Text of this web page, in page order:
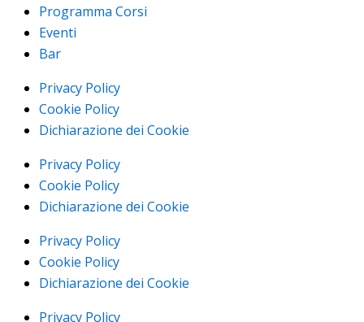
Programma Corsi
Eventi
Bar
Privacy Policy
Cookie Policy
Dichiarazione dei Cookie
Privacy Policy
Cookie Policy
Dichiarazione dei Cookie
Privacy Policy
Cookie Policy
Dichiarazione dei Cookie
Privacy Policy